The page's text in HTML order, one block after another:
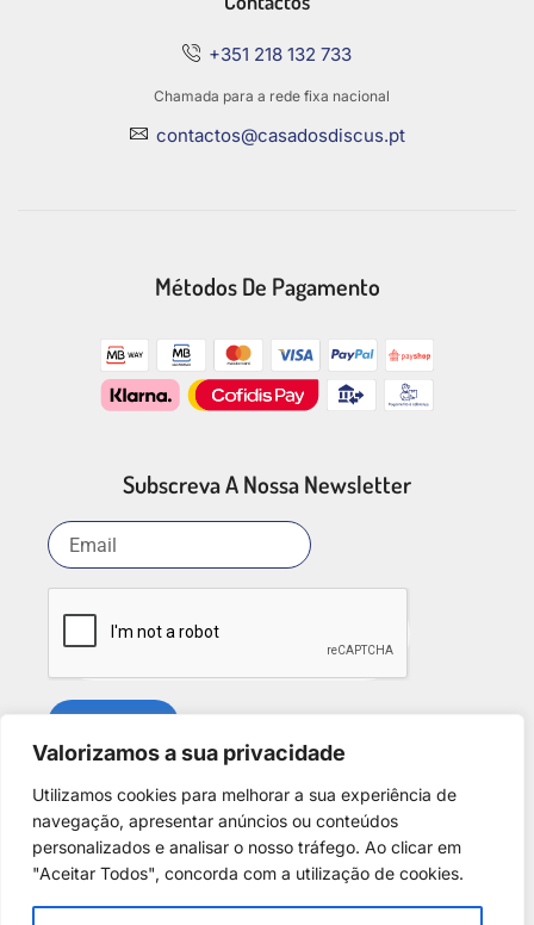
Valorizamos a sua privacidade
Utilizamos cookies para melhorar a sua experiência de
navegação, apresentar anúncios ou conteúdos
personalizados e analisar o nosso tráfego. Ao clicar em
"Aceitar Todos", concorda com a utilização de cookies.
+351 218 132 733
Chamada para a rede fixa nacional
contactos@casadosdiscus.pt
Métodos De Pagamento
Subscreva A Nossa Newsletter
Redes Sociais